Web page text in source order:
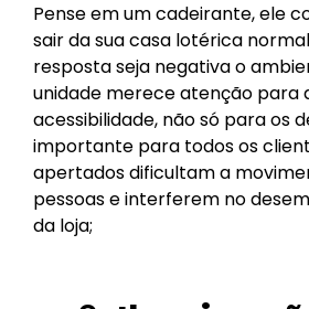
Pense em um cadeirante, ele
sair da sua casa lotérica
resposta seja negativa o
unidade merece atenção para
acessibilidade, não só para os
importante para todos os
apertados dificultam a
pessoas e interferem no
da loja;